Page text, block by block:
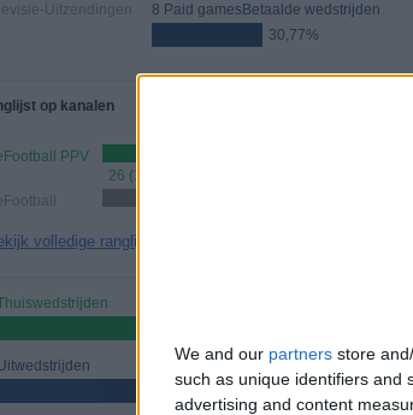
We and our partners store
such as unique identifiers and
advertising and content
Uitzendingen
8 Paid gamesBetaalde wedstrijden
30,77%
op kanalen
PPV
26 (100%)
volledige ranglijst